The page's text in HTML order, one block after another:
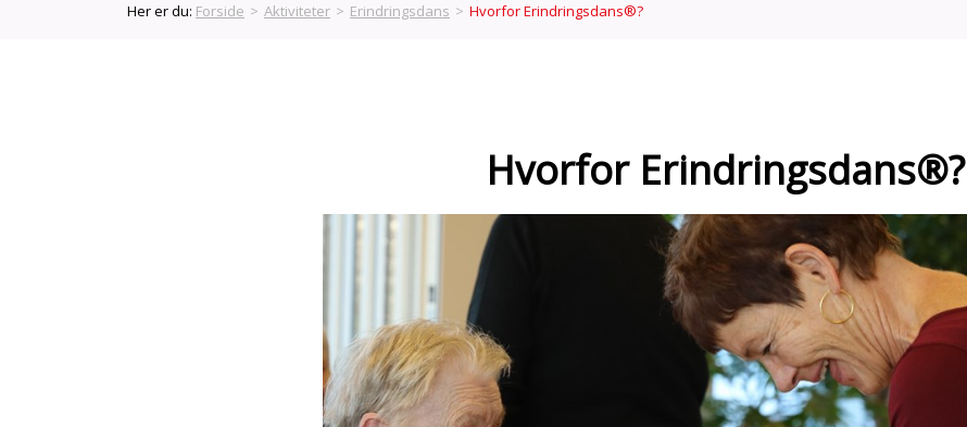
Her er du: Forside > Aktiviteter > Erindringsdans > Hvorfor Erindringsdans®?
Hvorfor Erindringsdans®?